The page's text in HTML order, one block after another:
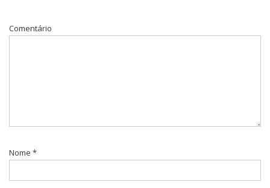
Comentário
Nome *